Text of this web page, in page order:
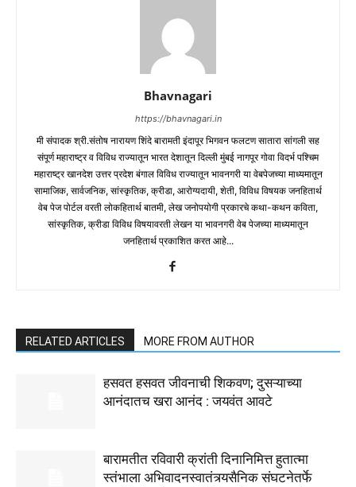
Bhavnagari
https://bhavnagari.in
मी संपादक श्री.संतोष नारायण शिंदे बारामती इंदापूर भिगवन फलटण सातारा सांगली सह
संपूर्ण महाराष्ट्र व विविध राज्यातून भारत देशातून दिल्ली मुंबई नागपूर गोवा विदर्भ पश्चिम
महाराष्ट्र खानदेश उत्तर प्रदेश बंगाल विविध राज्यातून भावनगरी या वेबपेजच्या माध्यमातून
सामाजिक, सार्वजनिक, सांस्कृतिक, क्रीडा, आरोग्यदायी, शेती, विविध विषयक जनहितार्थ
वेब पेज पोर्टल वरती लोकहितार्थ बातमी, लेख जनोपयोगी प्रकारचे कथा-कथन कविता,
सांस्कृतिक, क्रीडा विविध विषयावरती लेखन या भावनगरी वेब पेजच्या माध्यमातून
जनहितार्थ प्रकाशित करत आहे...
RELATED ARTICLES MORE FROM AUTHOR
हसवत हसवत जीवनाची शिकवण; दुसऱ्याच्या
आनंदातच खरा आनंद : जयवंत आवटे
बारामतीत रविवारी क्रांती दिनानिमित्त हुतात्मा
स्तंभाला अभिवादनस्वातंत्र्यसैनिक संघटनेतर्फे